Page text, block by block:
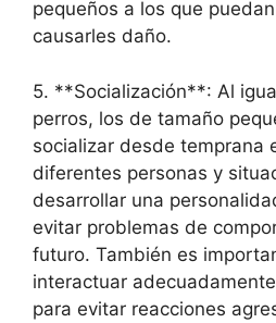
pequeños a los que
causarles daño.
5. **Socialización**: Al
perros, los de tamaño
socializar desde temprana
diferentes personas y
desarrollar una
evitar problemas de
futuro. También es
interactuar
para evitar reacciones